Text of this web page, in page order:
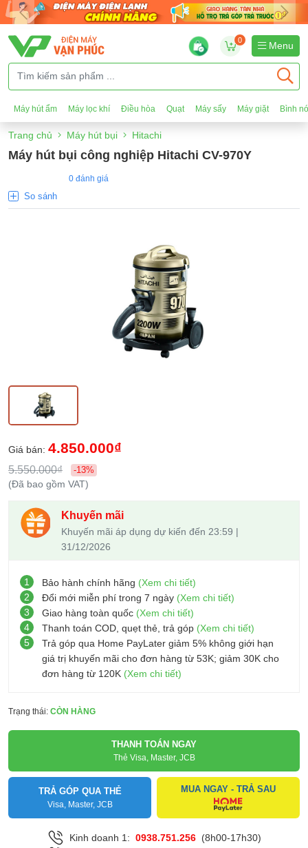
0
Menu
Máy hút ẩm Máy lọc khí Điều hòa Quạt Máy sấy Máy giặt Bình
Trang chủ Máy hút bụi Hitachi
Máy hút bụi công nghiệp Hitachi CV-970Y
0 đánh giá
So sánh
Giá bán: 4.850.000₫
5.550.000₫ -13%
(Đã bao gồm VAT)
Khuyến mãi
Khuyến mãi áp dụng dự kiến đến 23:59 |
31/12/2026
1 Bảo hành chính hãng (Xem chi tiết)
2
Đổi mới miễn phí trong 7 ngày (Xem chi tiết)
3
Giao hàng toàn quốc (Xem chi tiết)
4
Thanh toán COD, quẹt thẻ, trả góp (Xem chi tiết)
5
Trả góp qua Home PayLater giảm 5% không giới hạn
giá trị khuyến mãi cho đơn hàng từ 53K; giảm 30K cho
đơn hàng từ 120K (Xem chi tiết)
Trạng thái: CÒN HÀNG
THANH TOÁN NGAY
Thẻ Visa, Master, JCB
TRẢ GÓP QUA THẺ
Visa, Master, JCB
MUA NGAY - TRẢ SAU
Kinh doanh 1: 0938.751.256 (8h00-17h30)